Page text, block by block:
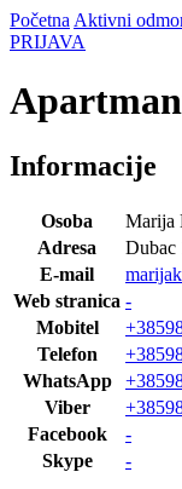
Početna Aktivni
PRIJAVA
Informacije
Osoba
Marija
Adresa
Dubac
E-mail
Web stranica -
Mobitel
Telefon
WhatsApp
Viber
Facebook
-
Skype
-